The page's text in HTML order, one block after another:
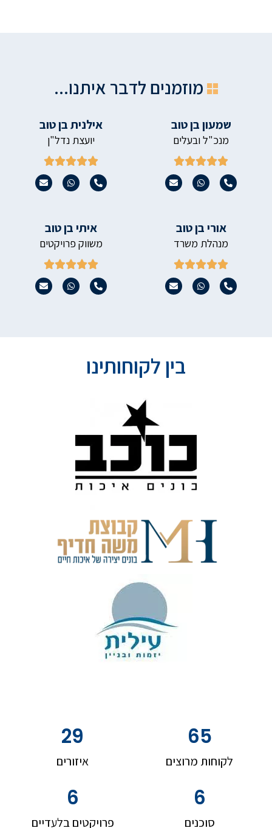
מוזמנים לדבר איתנו...
שמעון בן טוב
מנכ"ל ובעלים





אילנית בן טוב
יועצת נדל"ן





אורי בן טוב
מנהלת משרד





איתי בן טוב
משווק פרויקטים





בין לקוחותינו
לקוחות מרוצים
65
איזורים
29
סוכנים
6
פרויקטים בלעדיים
6